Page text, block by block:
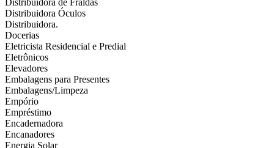
Distribuidora de Fraldas
Distribuidora Óculos
Distribuidora.
Docerias
Eletricista Residencial e Predial
Eletrônicos
Elevadores
Embalagens para Presentes
Embalagens/Limpeza
Empório
Empréstimo
Encadernadora
Encanadores
Energia Solar